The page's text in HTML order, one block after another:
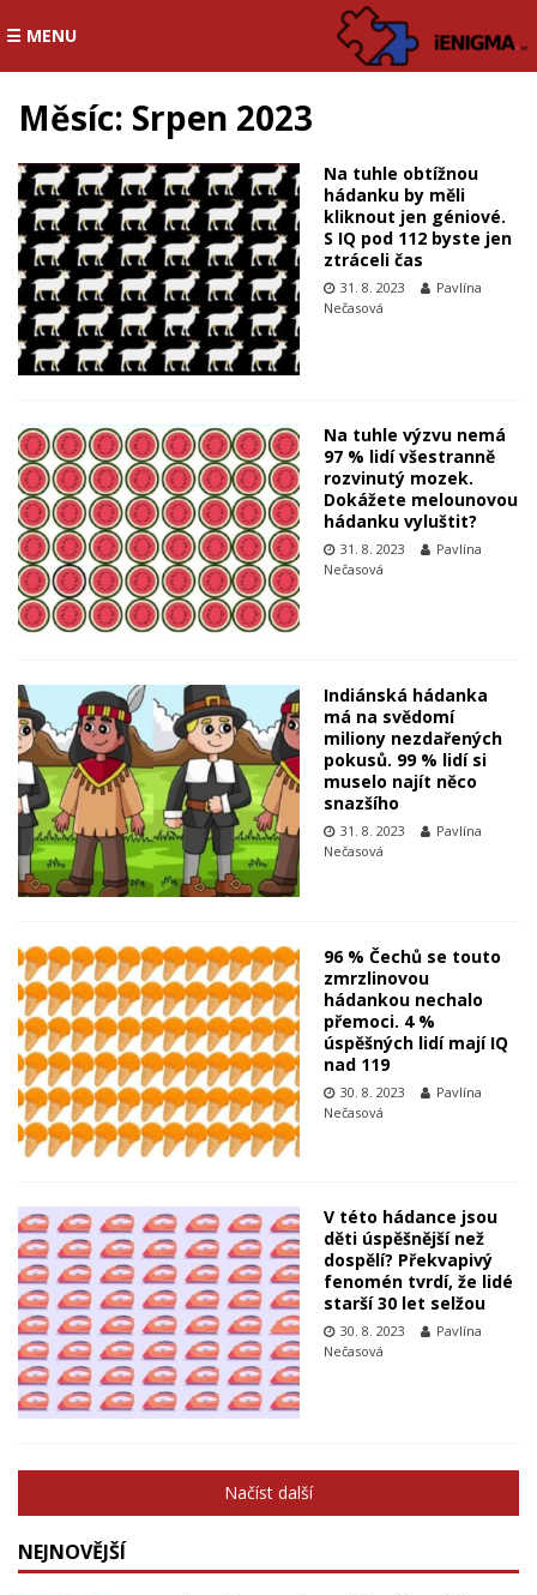
☰ MENU
Měsíc: Srpen 2023
Na tuhle obtížnou
hádanku by měli
kliknout jen géniové.
S IQ pod 112 byste jen
ztráceli čas
31. 8. 2023
Pavlína
Nečasová
Na tuhle výzvu nemá
97 % lidí všestranně
rozvinutý mozek.
Dokážete melounovou
hádanku vyluštit?
31. 8. 2023
Pavlína
Nečasová
Indiánská hádanka
má na svědomí
miliony nezdařených
pokusů. 99 % lidí si
muselo najít něco
snazšího
31. 8. 2023
Pavlína
Nečasová
96 % Čechů se touto
zmrzlinovou
hádankou nechalo
přemoci. 4 %
úspěšných lidí mají IQ
nad 119
30. 8. 2023
Pavlína
Nečasová
V této hádance jsou
děti úspěšnější než
dospělí? Překvapivý
fenomén tvrdí, že lidé
starší 30 let selžou
30. 8. 2023
Pavlína
Nečasová
Načíst další
NEJNOVĚJŠÍ